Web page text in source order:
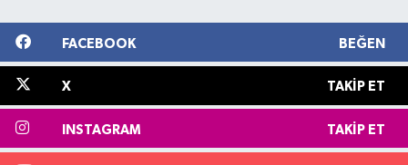
FACEBOOK BEĞEN
X TAKIP ET
INSTAGRAM TAKIP ET